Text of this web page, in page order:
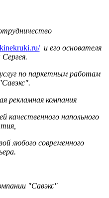
и его основателя
по паркетным работам
рекламная компания
качественного напольного
любого современного
"Савэкс"